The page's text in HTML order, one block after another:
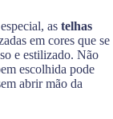
as telhas
em cores que se
e estilizado. Não
escolhida pode
abrir mão da